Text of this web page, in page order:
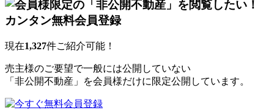
現在1,327件ご紹介可能！
売主様のご要望で一般には公開していない
「非公開不動産」を会員様だけに限定公開しています。